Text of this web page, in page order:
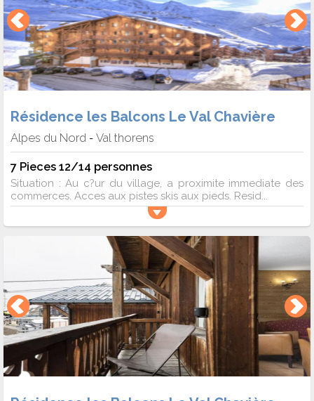
Résidence les Balcons Le Val Chavière
Alpes du Nord - Val thorens
7 Pieces 12/14 personnes
Situation : Au c?ur du village, a proximite immediate des
commerces. Acces aux pistes skis aux pieds. Resid...